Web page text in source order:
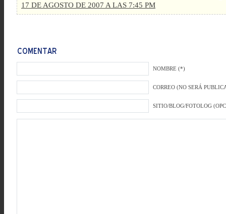
17 DE AGOSTO DE 2007 A LAS 7:45 PM
NOMBRE (*)
CORREO (NO SERÁ
SITIO/BLOG/FOTOLOG